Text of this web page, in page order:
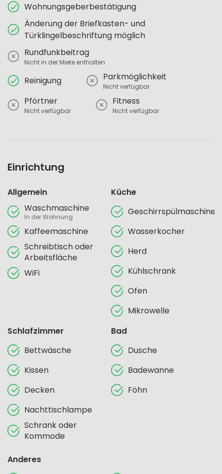
Wohnungsgeberbestätigung
Änderung der Briefkasten- und
Türklingelbeschriftung möglich
Rundfunkbeitrag
Nicht in der Miete enthalten
Reinigung Parkmöglichkeit
Nicht verfügbar
Pförtner
Nicht verfügbar
Fitness
Nicht verfügbar
Einrichtung
Allgemein
Waschmaschine
In der Wohnung
Kaffeemaschine
Schreibtisch oder
Arbeitsfläche
WiFi
Küche
Geschirrspülmaschine
Wasserkocher
Herd
Kühlschrank
Ofen
Mikrowelle
Schlafzimmer
Bettwäsche
Kissen
Decken
Nachttischlampe
Schrank oder
Kommode
Bad
Dusche
Badewanne
Föhn
Anderes